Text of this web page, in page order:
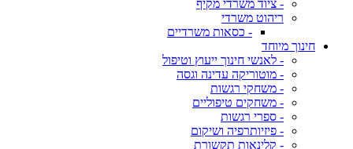
- ציוד משרדי מקיף
ריהוט משרדי
- כסאות משרדיים
חינוך מיוחד
- לאנשי חינוך ייעוץ וטיפול
- מוטוריקה עדינה וגסה
- משחקי רגשות
- משחקים טיפוליים
- ספרי רגשות
- פיזיותרפיה ושיקום
- קלינאות תקשורת